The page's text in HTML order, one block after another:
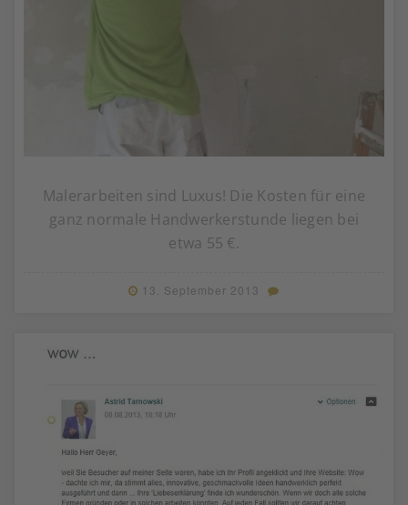
Malerarbeiten sind Luxus! Die Kosten für eine
ganz normale Handwerkerstunde liegen bei
etwa 55 €.
13. September 2013